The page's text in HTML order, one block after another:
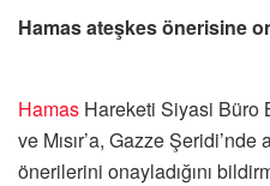
Hamas ateşkes önerisine
Hamas Hareketi Siyasi Büro
ve Mısır’a, Gazze
önerilerini onayladığını